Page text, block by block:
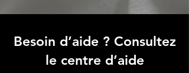
Besoin d’aide ? Consultez
le centre d’aide